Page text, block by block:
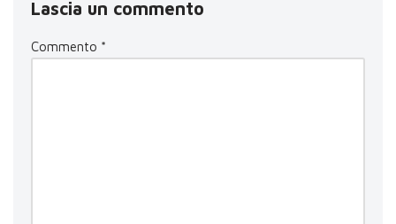
Lascia un commento
Commento *